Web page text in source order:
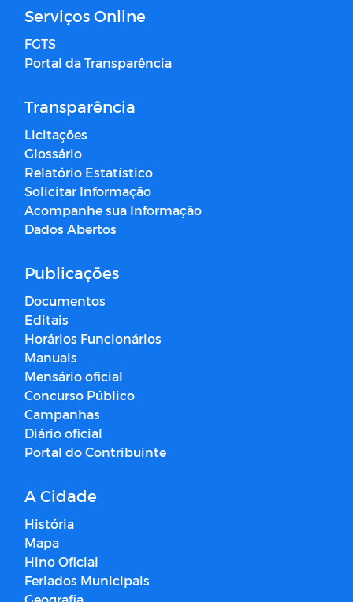
Serviços Online
FGTS
Portal da Transparência
Transparência
Licitações
Glossário
Relatório Estatístico
Solicitar Informação
Acompanhe sua Informação
Dados Abertos
Publicações
Documentos
Editais
Horários Funcionários
Manuais
Mensário oficial
Concurso Público
Campanhas
Diário oficial
Portal do Contribuinte
A Cidade
História
Mapa
Hino Oficial
Feriados Municipais